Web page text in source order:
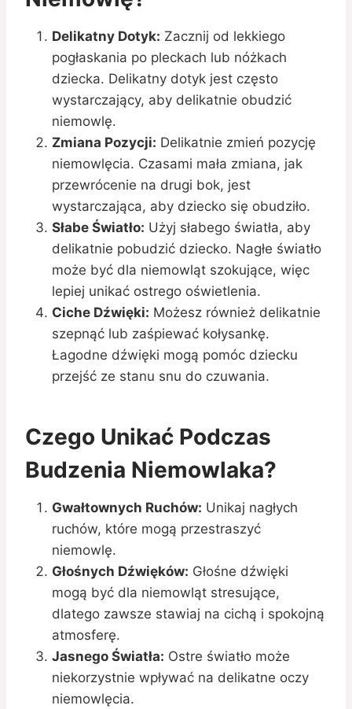
Delikatny Dotyk: Zacznij od lekkiego
pogłaskania po pleckach lub nóżkach
dziecka. Delikatny dotyk jest często
wystarczający, aby delikatnie obudzić
niemowlę.
Zmiana Pozycji: Delikatnie zmień pozycję
niemowlęcia. Czasami mała zmiana, jak
przewrócenie na drugi bok, jest
wystarczająca, aby dziecko się obudziło.
Słabe Światło: Użyj słabego światła, aby
delikatnie pobudzić dziecko. Nagłe światło
może być dla niemowląt szokujące, więc
lepiej unikać ostrego oświetlenia.
Ciche Dźwięki: Możesz również delikatnie
szepnąć lub zaśpiewać kołysankę.
Łagodne dźwięki mogą pomóc dziecku
przejść ze stanu snu do czuwania.
Czego Unikać Podczas
Budzenia Niemowlaka?
Gwałtownych Ruchów: Unikaj nagłych
ruchów, które mogą przestraszyć
niemowlę.
Głośnych Dźwięków: Głośne dźwięki
mogą być dla niemowląt stresujące,
dlatego zawsze stawiaj na cichą i spokojną
atmosferę.
Jasnego Światła: Ostre światło może
niekorzystnie wpływać na delikatne oczy
niemowlęcia.